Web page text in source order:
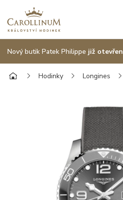
Nový butik Patek Philippe již otevřen
Hodinky Longines